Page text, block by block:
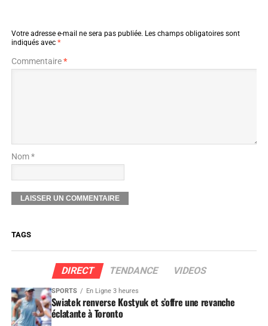
Votre adresse e-mail ne sera pas publiée. Les champs obligatoires sont
indiqués avec *
Commentaire*
Nom *
TAGS
DIRECT TENDANCE VIDEOS
SPORTS En Ligne 3 heures
Swiatek renverse Kostyuk et s’offre une revanche
éclatante à Toronto